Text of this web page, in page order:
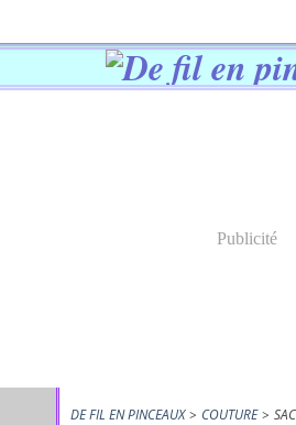
Publicité
DE FIL EN PINCEAUX > COUTURE >